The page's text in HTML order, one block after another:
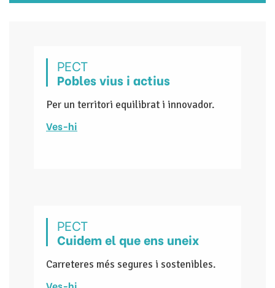
PECT
Pobles vius i actius
Per un territori equilibrat i innovador.
Ves-hi
PECT
Cuidem el que ens uneix
Carreteres més segures i sostenibles.